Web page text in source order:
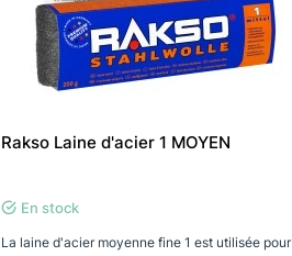
Rakso Laine d'acier 1 MOYEN
En stock
La laine d'acier moyenne fine 1 est utilisée pour